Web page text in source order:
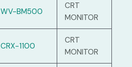
WV-BM500
CRT
MONITOR
CRX-1100
CRT
MONITOR